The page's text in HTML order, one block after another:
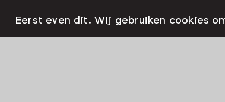
Eerst even dit. Wij gebruiken cookies